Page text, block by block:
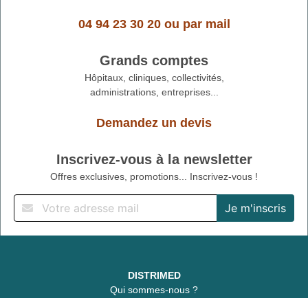
04 94 23 30 20ou par mail
Grands comptes
Hôpitaux, cliniques, collectivités,
administrations, entreprises...
Demandez un devis
Inscrivez-vous à la newsletter
Offres exclusives, promotions... Inscrivez-vous !
DISTRIMED
Qui sommes-nous ?